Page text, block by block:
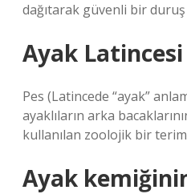
dağıtarak güvenli bir
Ayak
Pes (Latincede “ayak”
ayaklıların arka
kullanılan zoolojik bir
Ayak